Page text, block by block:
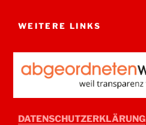
WEITERE LINKS
DATENSCHUTZERKLÄRUNG